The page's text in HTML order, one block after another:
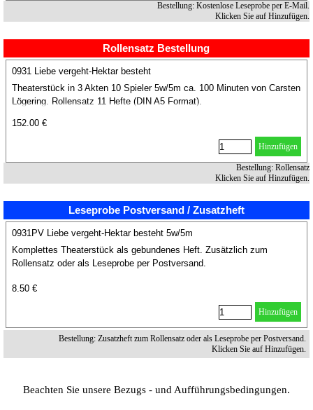
Bestellung: Kostenlose Leseprobe per E-Mail.
Klicken Sie auf Hinzufügen.
Rollensatz Bestellung
0931 Liebe vergeht-Hektar besteht
Theaterstück in 3 Akten 10 Spieler 5w/5m ca. 100 Minuten von Carsten
Lögering. Rollensatz 11 Hefte (DIN A5 Format).
152.00 €
Hinzufügen
Bestellung: Rollensatz
Klicken Sie auf Hinzufügen.
Leseprobe Postversand / Zusatzheft
0931PV Liebe vergeht-Hektar besteht 5w/5m
Komplettes Theaterstück als gebundenes Heft. Zusätzlich zum
Rollensatz oder als Leseprobe per Postversand.
8.50 €
Hinzufügen
Bestellung: Zusatzheft zum Rollensatz oder als Leseprobe per Postversand.
Klicken Sie auf Hinzufügen.
Beachten Sie unsere Bezugs - und Aufführungsbedingungen.